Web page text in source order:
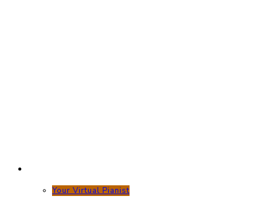
Your Virtual Pianist